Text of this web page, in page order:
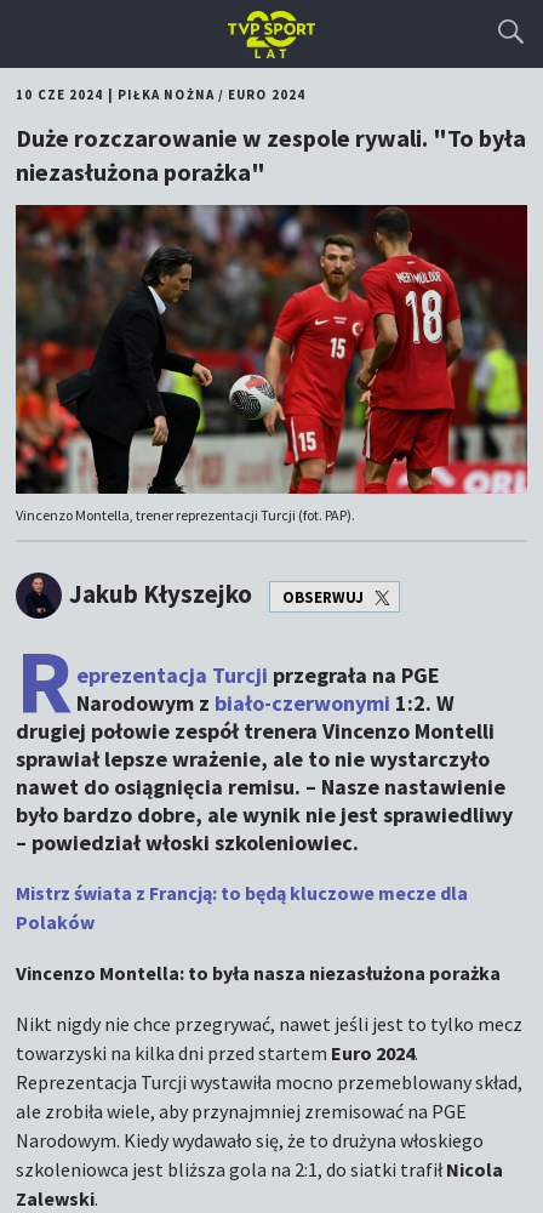
10 CZE 2024 PIŁKA NOŻNA/ EURO 2024
Duże rozczarowanie w zespole rywali. "To była
niezasłużona porażka"
Vincenzo Montella, trener reprezentacji Turcji (fot. PAP).
Jakub Kłyszejko OBSERWUJ
R eprezentacja Turcji przegrała na PGE
Narodowym z biało-czerwonymi 1:2. W
drugiej połowie zespół trenera Vincenzo Montelli
sprawiał lepsze wrażenie, ale to nie wystarczyło
nawet do osiągnięcia remisu. – Nasze nastawienie
było bardzo dobre, ale wynik nie jest sprawiedliwy
– powiedział włoski szkoleniowiec.
Mistrz świata z Francją: to będą kluczowe mecze dla
Polaków
Vincenzo Montella: to była nasza niezasłużona porażka
Nikt nigdy nie chce przegrywać, nawet jeśli jest to tylko mecz
towarzyski na kilka dni przed startem Euro 2024.
Reprezentacja Turcji wystawiła mocno przemeblowany skład,
ale zrobiła wiele, aby przynajmniej zremisować na PGE
Narodowym. Kiedy wydawało się, że to drużyna włoskiego
szkoleniowca jest bliższa gola na 2:1, do siatki trafiłNicola
Zalewski.